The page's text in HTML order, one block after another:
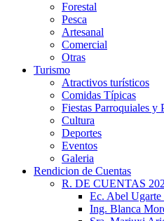
Forestal
Pesca
Artesanal
Comercial
Otras
Turismo
Atractivos turísticos
Comidas Típicas
Fiestas Parroquiales y
Cultura
Deportes
Eventos
Galeria
Rendicion de Cuentas
R. DE CUENTAS
Ec. Abel Ugarte
Ing. Blanca